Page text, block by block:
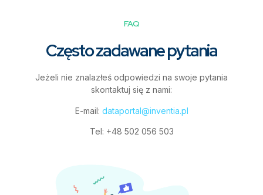
FAQ
Często zadawane pytania
Jeżeli nie znalazłeś odpowiedzi na swoje pytania
skontaktuj się z nami:
E-mail: dataportal@inventia.pl
Tel: +48 502 056 503